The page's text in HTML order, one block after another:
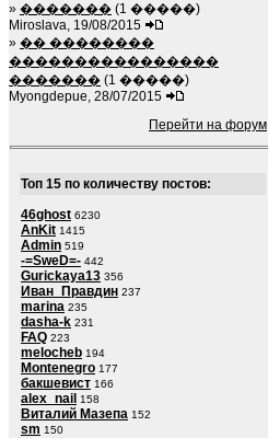
» ������� (1 �����)
Miroslava, 19/08/2015
» �� ��������
����������������
������� (1 �����)
Myongdepue, 28/07/2015
Перейти на форум
Топ 15 по количеству постов:
46ghost 6230
AnKit 1415
Admin 519
-=SweD=- 442
Gurickaya13 356
Иван_Правдин 237
marina 235
dasha-k 231
FAQ 223
melocheb 194
Montenegro 177
бакшевист 166
alex_nail 158
Виталий Мазепа 152
sm 150